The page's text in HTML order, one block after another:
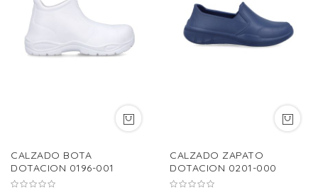
CALZADO BOTA
DOTACION 0196-001
CALZADO ZAPATO
DOTACION 0201-000